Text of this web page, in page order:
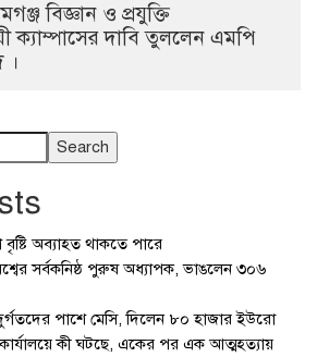
বিজ্ঞান ও প্রযুক্তি
ক্যাম্পাসের দাবি তুললেন এমপি
।
Search
বৃষ্টি অব্যাহত থাকতে পারে
সর্বকনিষ্ঠ পুরুষ অধ্যাপক, ভাঙলেন ৩০৬
দুর্গতদের পাশে মেসি, দিলেন ৮০ হাজার ইউরো
কার্যালয়ে কী ঘটছে, একের পর এক আত্মহত্যায়